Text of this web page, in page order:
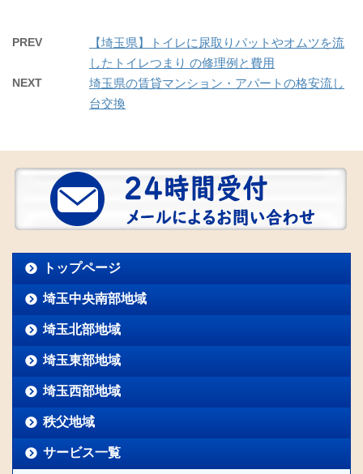
PREV
【埼玉県】トイレに尿取りパットやオムツを流
したトイレつまり の修理例と費用
NEXT
埼玉県の賃貸マンション・アパートの格安流し
台交換
トップページ
埼玉中央南部地域
埼玉北部地域
埼玉東部地域
埼玉西部地域
秩父地域
サービス一覧